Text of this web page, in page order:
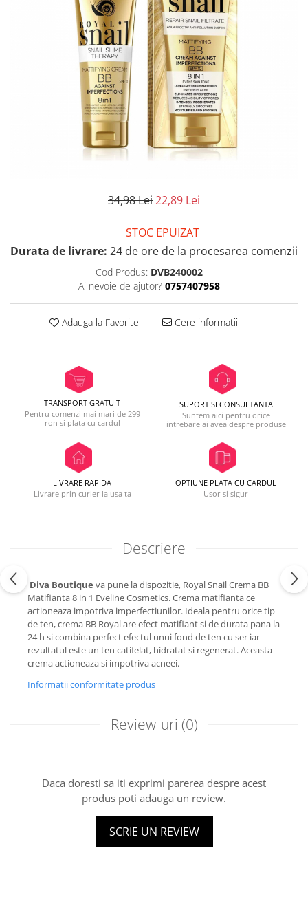
34,98 Lei22,89 Lei
STOC EPUIZAT
Durata de livrare: 24 de ore de la procesarea comenzii
Cod Produs: DVB240002
Ai nevoie de ajutor? 0757407958
Adauga la Favorite Cere informatii
TRANSPORT GRATUIT
Pentru comenzi mai mari de 299
ron si plata cu cardul
SUPORT SI CONSULTANTA
Suntem aici pentru orice
intrebare ai avea despre produse
LIVRARE RAPIDA
Livrare prin curier la usa ta
OPTIUNE PLATA CU CARDUL
Usor si sigur
Descriere
Diva Boutique va pune la dispozitie, Royal Snail Crema BB
Matifianta 8 in 1 Eveline Cosmetics. Crema matifianta ce
actioneaza impotriva imperfectiunilor. Ideala pentru orice tip
de ten, crema BB Royal are efect matifiant si de durata pana la
24 h si combina perfect efectul unui fond de ten cu ser iar
rezultatul este un ten catifelat, hidratat si regenerat. Aceasta
crema actioneaza si impotriva acneei.
Informatii conformitate produs
Review-uri (0)
Daca doresti sa iti exprimi parerea despre acest
produs poti adauga un review.
SCRIE UN REVIEW